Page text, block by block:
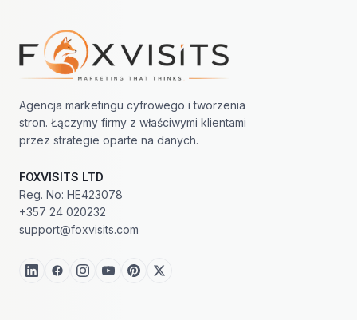
Nawigacja w stopce
Agencja marketingu cyfrowego i tworzenia
stron. Łączymy firmy z właściwymi klientami
przez strategie oparte na danych.
FOXVISITS LTD
Reg. No: HE423078
+357 24 020232
support@foxvisits.com